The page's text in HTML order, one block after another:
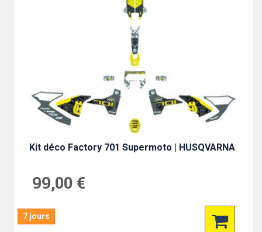
Kit déco Factory 701 Supermoto | HUSQVARNA
99,00 €
7 jours